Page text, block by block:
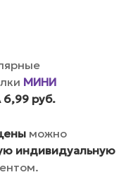
МИНИ
руб.
можно
индивидуальную